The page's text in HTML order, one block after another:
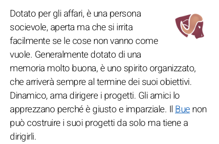
Dotato per gli affari, è una persona
socievole, aperta ma che si irrita
facilmente se le cose non vanno come
vuole. Generalmente dotato di una
memoria molto buona, è uno spirito organizzato,
che arriverà sempre al termine dei suoi obiettivi.
Dinamico, ama dirigere i progetti. Gli amici lo
apprezzano perché è giusto e imparziale. Il Buenon
può costruire i suoi progetti da solo ma tiene a
dirigirli.